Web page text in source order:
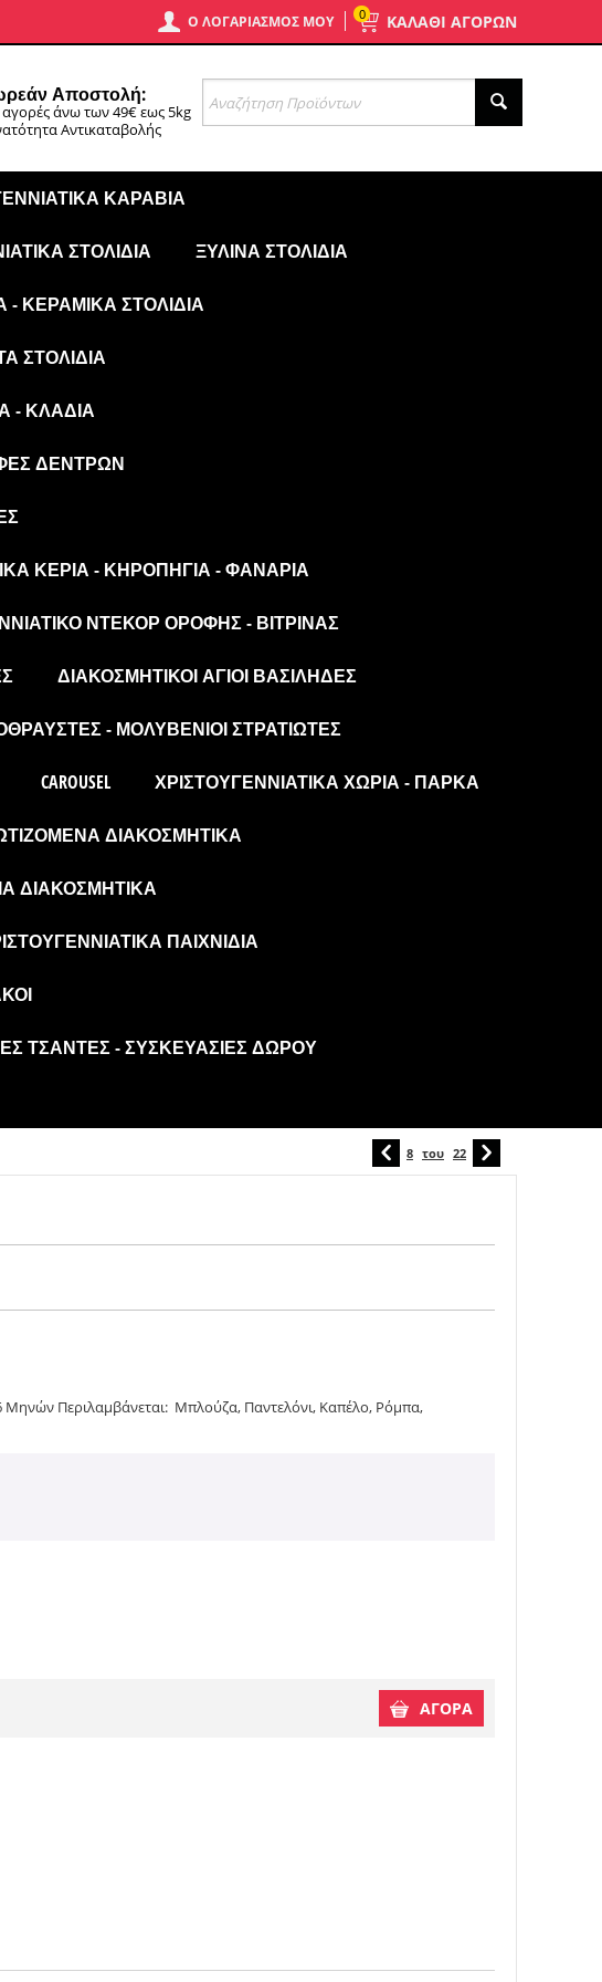
ΚΑΛΑΘΙ ΑΓΟΡΩΝ
0
Ο ΛΟΓΑΡΙΑΣΜΌΣ ΜΟΥ
Αποστολή:
αγορές άνω των 49€ εως 5kg
Αντικαταβολής
ΚΑΡΆΒΙΑ
ΣΤΟΛΊΔΙΑ ΞΎΛΙΝΑ ΣΤΟΛΊΔΙΑ
- ΚΕΡΑΜΙΚΆ ΣΤΟΛΊΔΙΑ
ΣΤΟΛΊΔΙΑ
- ΚΛΑΔΙΆ
ΔΈΝΤΡΩΝ
ΚΕΡΙΆ - ΚΗΡΟΠΉΓΙΑ - ΦΑΝΆΡΙΑ
ΝΤΕΚΌΡ ΟΡΟΦΉΣ - ΒΙΤΡΊΝΑΣ
ΔΙΑΚΟΣΜΗΤΙΚΟΊ ΆΓΙΟΙ ΒΑΣΊΛΗΔΕΣ
- ΜΟΛΥΒΈΝΙΟΙ ΣΤΡΑΤΙΏΤΕΣ
CAROUSEL ΧΡΙΣΤΟΥΓΕΝΝΙΆΤΙΚΑ ΧΩΡΙΆ - ΠΆΡΚΑ
ΔΙΑΚΟΣΜΗΤΙΚΆ
ΔΙΑΚΟΣΜΗΤΙΚΆ
ΠΑΙΧΝΊΔΙΑ
ΤΣΆΝΤΕΣ - ΣΥΣΚΕΥΑΣΊΕΣ ΔΏΡΟΥ
8 του 22
Μηνών Περιλαμβάνεται: Μπλούζα, Παντελόνι, Καπέλο, Ρόμπα,
ΑΓΟΡΑ